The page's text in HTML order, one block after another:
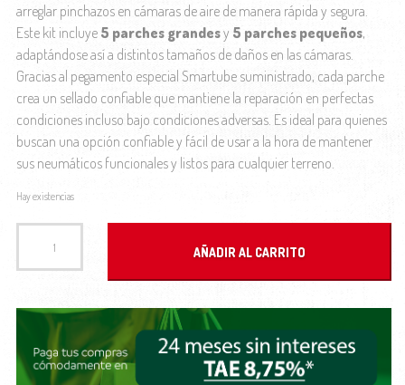
arreglar pinchazos en cámaras de aire de manera rápida y segura.
Este kit incluye 5 parches grandesy 5 parches pequeños,
adaptándose así a distintos tamaños de daños en las cámaras.
Gracias al pegamento especial Smartube suministrado, cada parche
crea un sellado confiable que mantiene la reparación en perfectas
condiciones incluso bajo condiciones adversas. Es ideal para quienes
buscan una opción confiable y fácil de usar a la hora de mantener
sus neumáticos funcionales y listos para cualquier terreno.
Hay existencias
Kit Reparación parches Pirelli Smartube cantidad
AÑADIR AL CARRITO